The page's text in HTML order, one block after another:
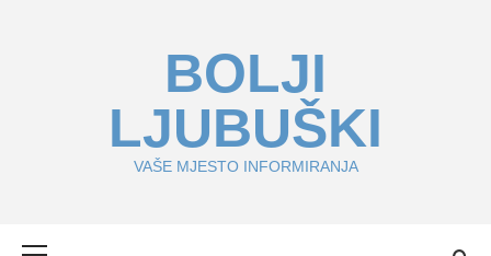
BOLJI
LJUBUŠKI
VAŠE MJESTO INFORMIRANJA